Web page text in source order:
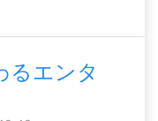
るエンタ